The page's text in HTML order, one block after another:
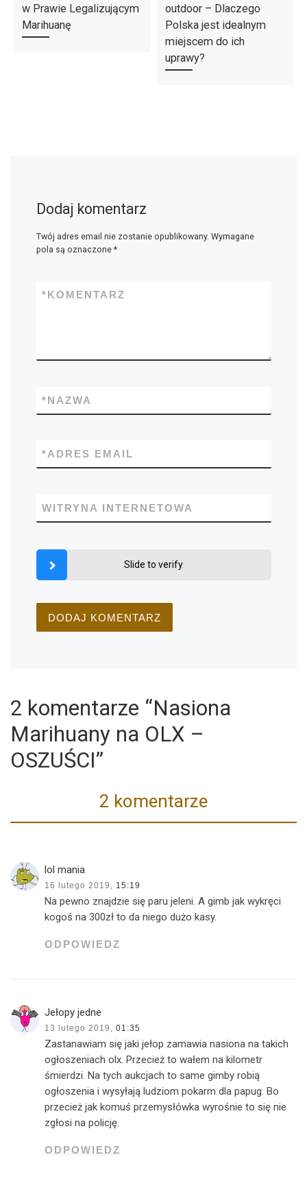
w Prawie Legalizującym
Marihuanę
outdoor – Dlaczego
Polska jest idealnym
miejscem do ich
uprawy?
Dodaj komentarz
Twój adres email nie zostanie opublikowany. Wymagane
pola są oznaczone *
KOMENTARZ
*
NAZWA
*
ADRES EMAIL
*
WITRYNA INTERNETOWA
Slide to verify
2 komentarze “Nasiona
Marihuany na OLX –
OSZUŚCI”
2 komentarze
lol mania
16 lutego 2019, 15:19
Na pewno znajdzie się paru jeleni. A gimb jak wykręci
kogoś na 300zł to da niego dużo kasy.
ODPOWIEDZ
Jełopy jedne
13 lutego 2019, 01:35
Zastanawiam się jaki jełop zamawia nasiona na takich
ogłoszeniach olx. Przecież to wałem na kilometr
śmierdzi. Na tych aukcjach to same gimby robią
ogłoszenia i wysyłają ludziom pokarm dla papug. Bo
przecież jak komuś przemysłówka wyrośnie to się nie
zgłosi na policję.
ODPOWIEDZ